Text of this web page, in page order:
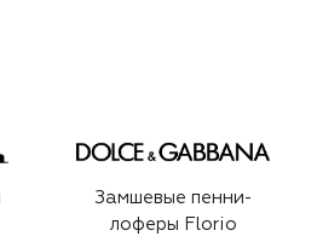
Замшевые пенни-
лоферы Florio